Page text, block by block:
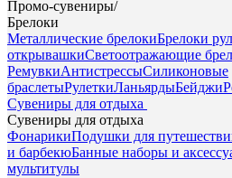
Промо-сувениры/
Брелоки
Металлические брелокиБрелоки
открывашкиСветоотражающие
РемувкиАнтистрессыСиликоновые
браслетыРулеткиЛаньярдыБейджи
Сувениры для отдыха
Сувениры для отдыха
ФонарикиПодушки для
и барбекюБанные наборы и
мультитулы